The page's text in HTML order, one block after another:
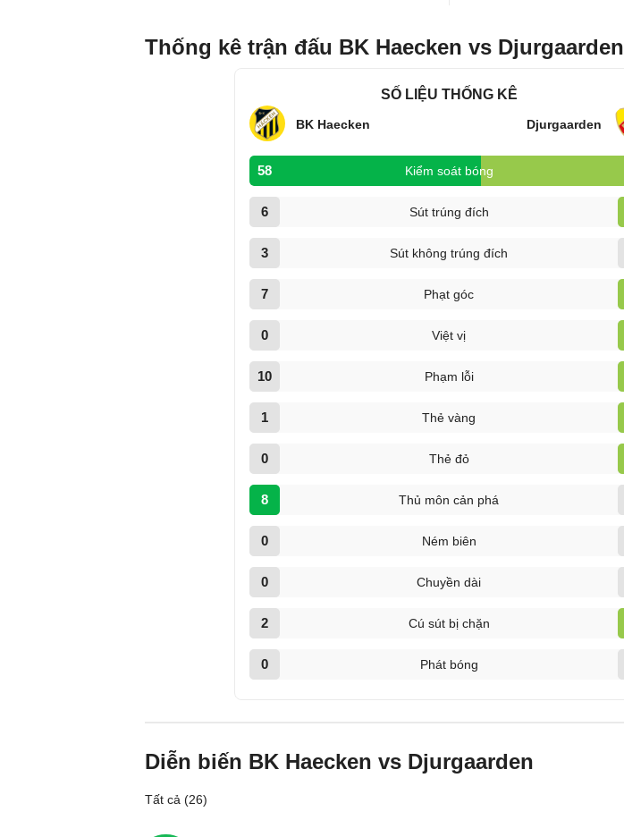
Thống kê trận đấu BK Haecken vs Djurgaarden
SỐ LIỆU THỐNG KÊ
BK Haecken Djurgaarden
58 Kiểm soát bóng
6 Sút trúng đích
3 Sút không trúng đích
7 Phạt góc
0 Việt vị
10 Phạm lỗi
1 Thẻ vàng
0 Thẻ đỏ
8 Thủ môn cản phá
0 Ném biên
0 Chuyền dài
2 Cú sút bị chặn
0 Phát bóng
Diễn biến BK Haecken vs Djurgaarden
Tất cả (26)